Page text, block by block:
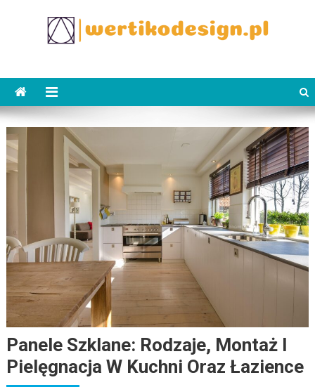
Panele Szklane: Rodzaje, Montaż I
Pielęgnacja W Kuchni Oraz Łazience